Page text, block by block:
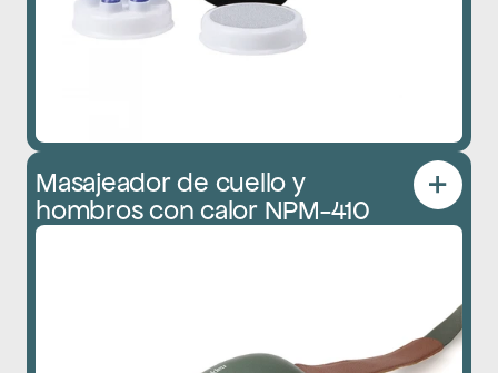
Masajeador de cuello y
hombros con calor NPM-410